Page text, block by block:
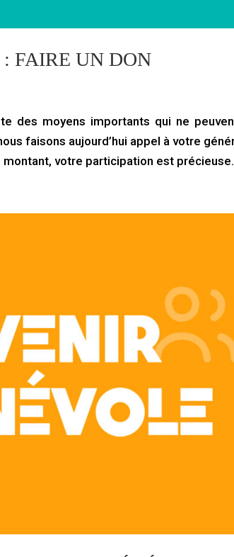
FAIRE UN DON
des moyens importants qui ne
faisons aujourd’hui appel à votre
montant, votre participation est précieuse.